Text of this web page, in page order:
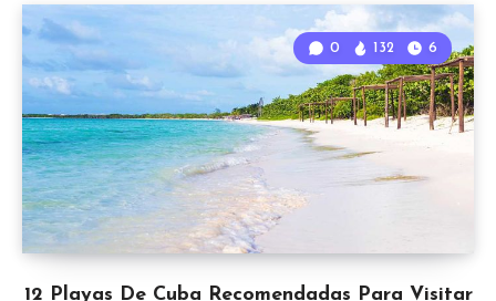
12 Playas De Cuba Recomendadas Para Visitar
0 132 6